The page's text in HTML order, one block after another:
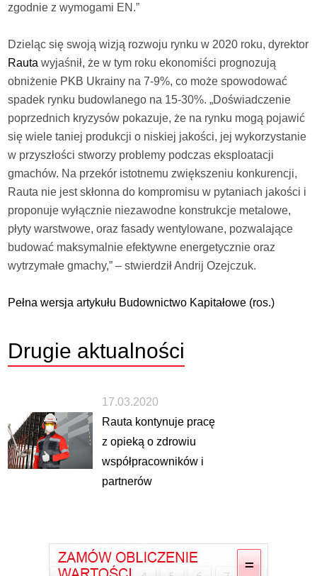
zgodnie z wymogami EN.”
Dzieląc się swoją wizją rozwoju rynku w 2020 roku, dyrektor
Rauta wyjaśnił, że w tym roku ekonomiści prognozują
obniżenie PKB Ukrainy na 7-9%, co może spowodować
spadek rynku budowlanego na 15-30%. „Doświadczenie
poprzednich kryzysów pokazuje, że na rynku mogą pojawić
się wiele taniej produkcji o niskiej jakości, jej wykorzystanie
w przyszłości stworzy problemy podczas eksploatacji
gmachów. Na przekór istotnemu zwiększeniu konkurencji,
Rauta nie jest skłonna do kompromisu w pytaniach jakości i
proponuje wyłącznie niezawodne konstrukcje metalowe,
płyty warstwowe, oraz fasady wentylowane, pozwalające
budować maksymalnie efektywne energetycznie oraz
wytrzymałe gmachy,” – stwierdził Andrij Ozejczuk.
Pełna wersja artykułu Budownictwo Kapitałowe (ros.)
Drugie aktualności
17.03.2020
Rauta kontynuje pracę
z opieką o zdrowiu
współpracowników i
partnerów